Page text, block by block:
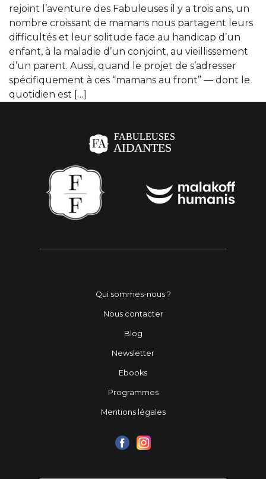
rejoint l’aventure des Fabuleuses il y a trois ans, un
nombre croissant de mamans nous partagent leurs
difficultés et leur solitude face au handicap d’un
enfant, à la maladie d’un conjoint, au vieillissement
d’un parent. Aussi, quand le projet de s’adresser
spécifiquement à ces “mamans au front” — dont le
quotidien est […]
Qui sommes-nous ?
Nous contacter
Blog
Newsletter
Ebooks
Programmes
Mentions légales